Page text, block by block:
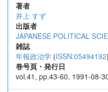
著者
井上 すず
出版者
JAPANESE POLITICAL
雑誌
年報政治学 (ISSN:05494192)
巻号頁・発行日
vol.41, pp.43-60, 1991-08-